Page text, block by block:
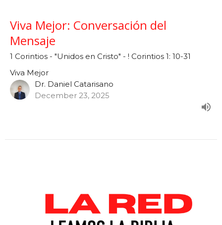
Viva Mejor: Conversación del
Mensaje
1 Corintios - "Unidos en Cristo" - ! Corintios 1: 10-31
Viva Mejor
Dr. Daniel Catarisano
December 23, 2025